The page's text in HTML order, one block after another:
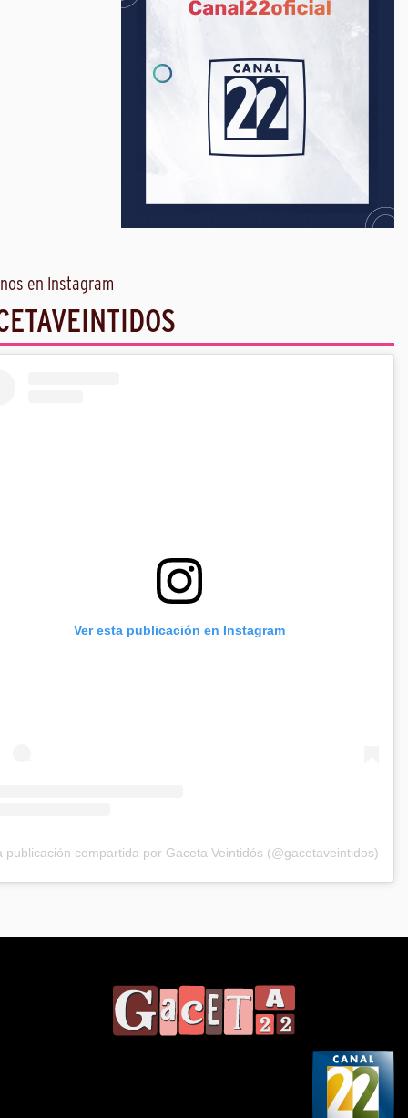
en Instagram
Ver esta publicación en Instagram
publicación compartida por Gaceta Veintidós (@gacetaveintidos)